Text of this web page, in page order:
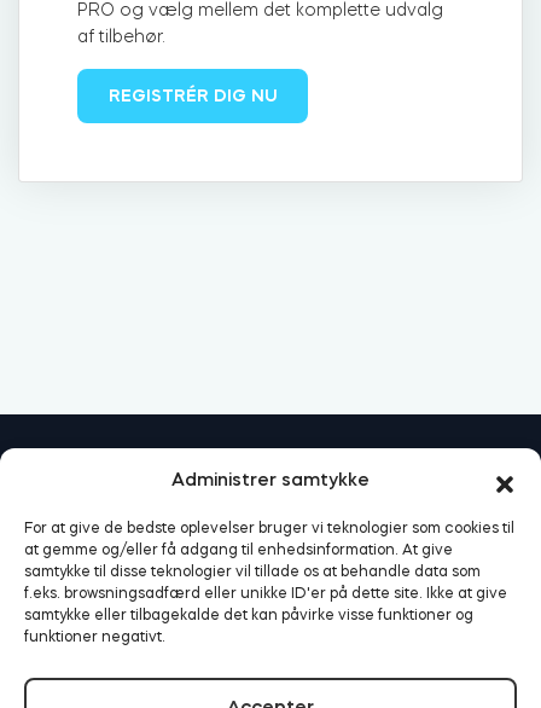
Administrer samtykke
For at give de bedste oplevelser bruger vi teknologier som cookies til
at gemme og/eller få adgang til enhedsinformation. At give
samtykke til disse teknologier vil tillade os at behandle data som
f.eks. browsningsadfærd eller unikke ID'er på dette site. Ikke at give
samtykke eller tilbagekalde det kan påvirke visse funktioner og
funktioner negativt.
Door Sensor
Tedee Keypad PRO
Tedee Biometric Module
PRO og vælg mellem det komplette udvalg
af tilbehør.
REGISTRÉR DIG NU